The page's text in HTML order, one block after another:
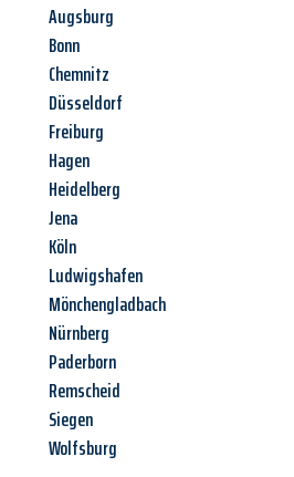
Augsburg
Bonn
Chemnitz
Düsseldorf
Freiburg
Hagen
Heidelberg
Jena
Köln
Ludwigshafen
Mönchengladbach
Nürnberg
Paderborn
Remscheid
Siegen
Wolfsburg